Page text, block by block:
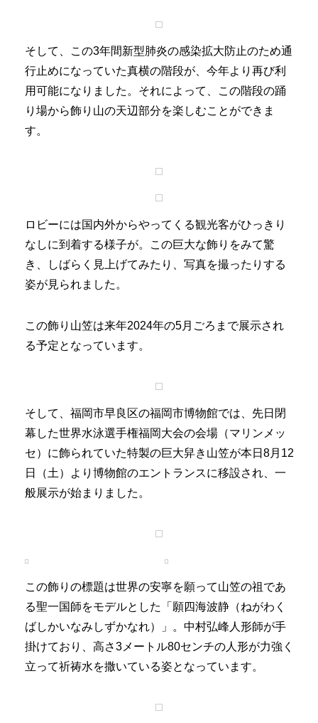
そして、この3年間新型肺炎の感染拡大防止のため通
行止めになっていた真横の階段が、今年より再び利
用可能になりました。それによって、この階段の踊
り場から飾り山の天辺部分を楽しむことができま
す。
ロビーには国内外からやってくる観光客がひっきり
なしに到着する様子が。この巨大な飾りをみて驚
き、しばらく見上げてみたり、写真を撮ったりする
姿が見られました。
この飾り山笠は来年2024年の5月ごろまで展示され
る予定となっています。
そして、福岡市早良区の福岡市博物館では、先日閉
幕した世界水泳選手権福岡大会の会場（マリンメッ
セ）に飾られていた特製の巨大舁き山笠が本日8月12
日（土）より博物館のエントランスに移設され、一
般展示が始まりました。
この飾りの標題は世界の安寧を願って山笠の祖であ
る聖一国師をモデルとした「願四海波静（ねがわく
ばしかいなみしずかなれ）」。中村弘峰人形師が手
掛けており、高さ3メートル80センチの人形が力強く
立って祈祷水を撒いている姿となっています。